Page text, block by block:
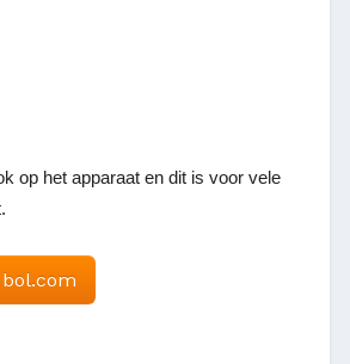
op het apparaat en dit is voor vele